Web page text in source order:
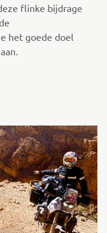
flinke bijdrage
het goede doel